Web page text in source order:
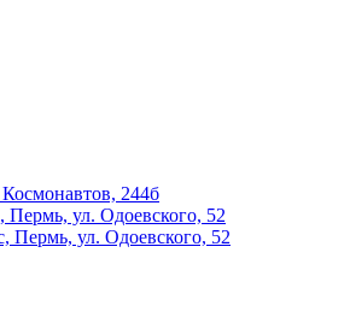
244б
Пермь, ул. Одоевского, 52
Пермь, ул. Одоевского, 52